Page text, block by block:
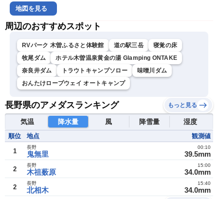
地図を見る
周辺のおすすめスポット
RVパーク 木曽ふるさと体験館 道の駅三岳
寝覚の床
牧尾ダム
ホテル木曽温泉黄金の湯 Glamping ONTAKE
奈良井ダム
トラウトキャンプソロー
味噌川ダム
おんたけロープウェイ オートキャンプ
長野県のアメダスランキング もっと見る
気温 降水量 風 降雪量 湿度
順位 地点 観測値
1 鬼無里
長野
39.5mm
00:10
2 木祖薮原
長野
34.0mm
15:00
2 北相木
長野
34.0mm
15:40